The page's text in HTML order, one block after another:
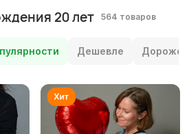
20 лет 564 товаров
Дешевле Дороже